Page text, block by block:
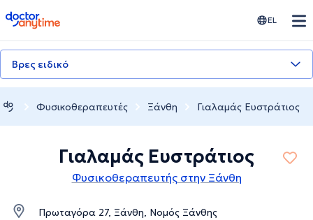
doctoranytime EL
Βρες ειδικό
Φυσικοθεραπευτές Ξάνθη Γιαλαμάς Ευστράτιος
Γιαλαμάς Ευστράτιος
Φυσικοθεραπευτής στην Ξάνθη
Πρωταγόρα 27, Ξάνθη, Νομός Ξάνθης